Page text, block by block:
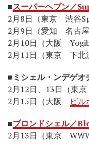
■スーパーヘブン／
2月8日（東京 渋谷
2月9日（愛知 名古屋
2月10日（大阪
2月11日（東京 下北
■ミシェル・ンデゲ
2月12日、13日（東京
2月15日（大阪
ビ
■ブロンドシェル／
2月13日（東京